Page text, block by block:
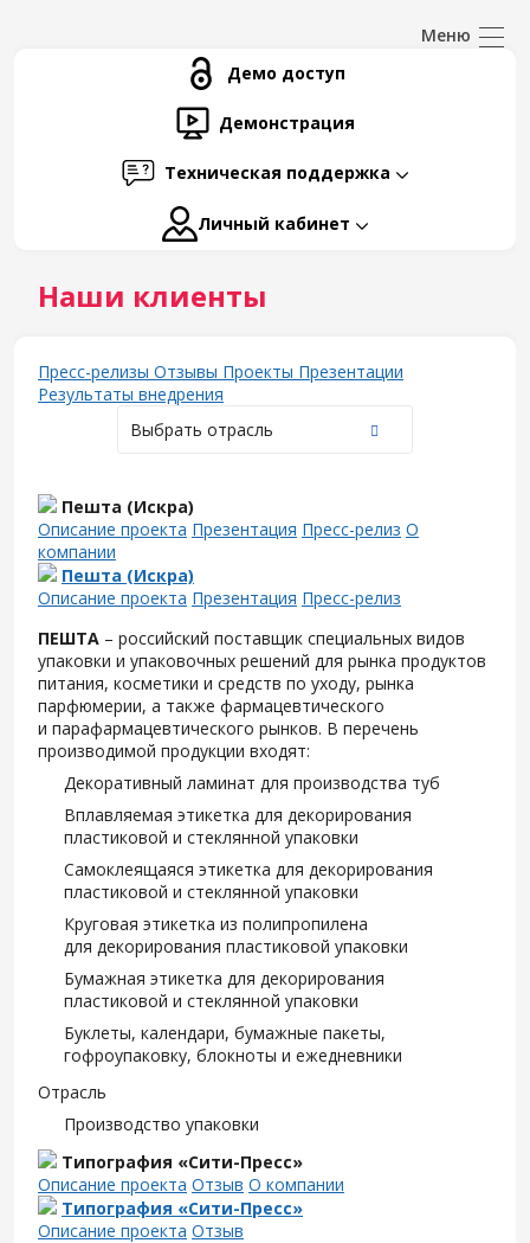
Демо доступ
Демонстрация
Техническая поддержка
Личный кабинет
Наши клиенты
Пресс-релизы Отзывы Проекты Презентации
Результаты внедрения
Выбрать отрасль
Пешта (Искра)
Описание проекта Презентация Пресс-релиз О
компании
Пешта (Искра)
Описание проекта Презентация Пресс-релиз
ПЕШТА – российский поставщик специальных видов
упаковки и упаковочных решений для рынка продуктов
питания, косметики и средств по уходу, рынка
парфюмерии, а также фармацевтического
и парафармацевтического рынков. В перечень
производимой продукции входят:
Декоративный ламинат для производства туб
Вплавляемая этикетка для декорирования
пластиковой и стеклянной упаковки
Самоклеящаяся этикетка для декорирования
пластиковой и стеклянной упаковки
Круговая этикетка из полипропилена
для декорирования пластиковой упаковки
Бумажная этикетка для декорирования
пластиковой и стеклянной упаковки
Буклеты, календари, бумажные пакеты,
гофроупаковку, блокноты и ежедневники
Отрасль
Производство упаковки
Типография «Сити-Пресс»
Описание проекта Отзыв О компании
Типография «Сити-Пресс»
Описание проекта Отзыв